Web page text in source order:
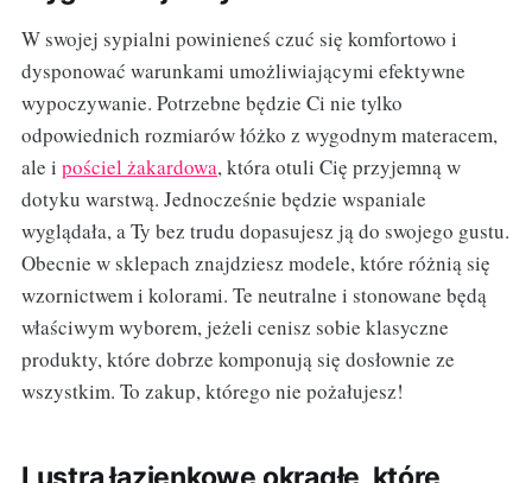
W swojej sypialni powinieneś czuć się komfortowo i
dysponować warunkami umożliwiającymi efektywne
wypoczywanie. Potrzebne będzie Ci nie tylko
odpowiednich rozmiarów łóżko z wygodnym materacem,
ale i pościel żakardowa, która otuli Cię przyjemną w
dotyku warstwą. Jednocześnie będzie wspaniale
wyglądała, a Ty bez trudu dopasujesz ją do swojego gustu.
Obecnie w sklepach znajdziesz modele, które różnią się
wzornictwem i kolorami. Te neutralne i stonowane będą
właściwym wyborem, jeżeli cenisz sobie klasyczne
produkty, które dobrze komponują się dosłownie ze
wszystkim. To zakup, którego nie pożałujesz!